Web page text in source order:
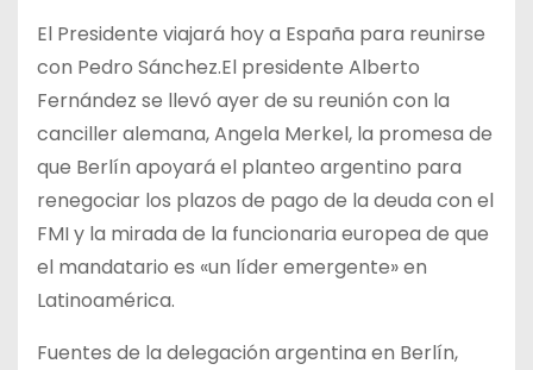
El Presidente viajará hoy a España para reunirse
con Pedro Sánchez.El presidente Alberto
Fernández se llevó ayer de su reunión con la
canciller alemana, Angela Merkel, la promesa de
que Berlín apoyará el planteo argentino para
renegociar los plazos de pago de la deuda con el
FMI y la mirada de la funcionaria europea de que
el mandatario es «un líder emergente» en
Latinoamérica.
Fuentes de la delegación argentina en Berlín,